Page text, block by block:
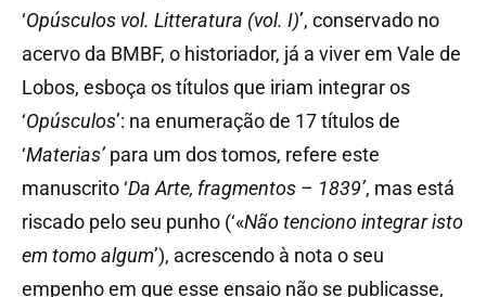
‘Opúsculos vol. Litteratura (vol. I)’, conservado no
acervo da BMBF, o historiador, já a viver em Vale de
Lobos, esboça os títulos que iriam integrar os
‘Opúsculos’: na enumeração de 17 títulos de
‘Materias’para um dos tomos, refere este
manuscrito ‘Da Arte, fragmentos – 1839’, mas está
riscado pelo seu punho (‘«Não tenciono integrar isto
em tomo algum’), acrescendo à nota o seu
empenho em que esse ensaio não se publicasse,